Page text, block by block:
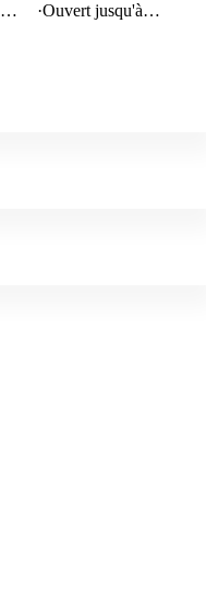
·Ouvert jusqu'à